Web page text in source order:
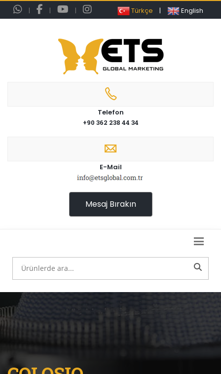
| | | Türkçe | English
Telefon
+90 362 238 44 34
E-Mail
Mesaj Bırakın